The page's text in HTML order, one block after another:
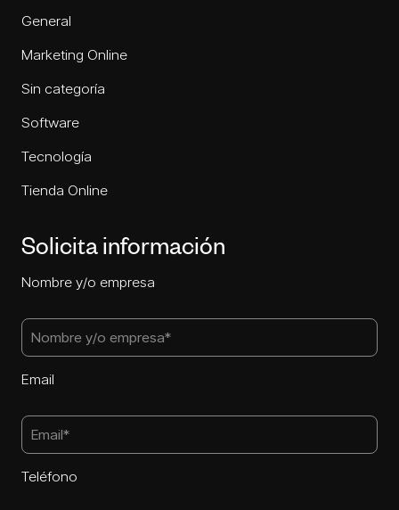
General
Marketing Online
Sin categoría
Software
Tecnología
Tienda Online
Solicita información
Nombre y/o empresa
Email
Teléfono